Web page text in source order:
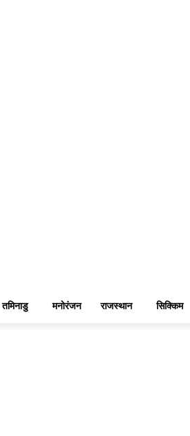
तमिनाडु मनोरंजन राजस्थान सिक्किम